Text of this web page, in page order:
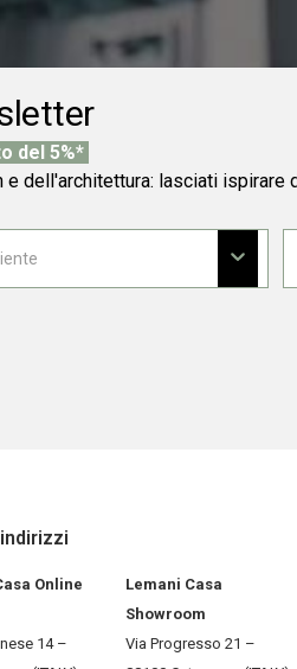
del 5%*
dell'architettura: lasciati ispirare
indirizzi
Online
14 –
Lemani Casa
Showroom
Via Progresso 21 –